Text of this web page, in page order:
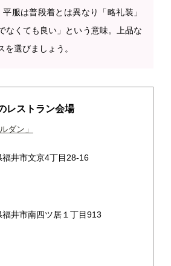
平服は普段着とは異なり「略礼装」
なくても良い」という意味。上品な
を選びましょう。
レストラン会場
ダン」
井市文京4丁目28-16
井市南四ツ居１丁目913